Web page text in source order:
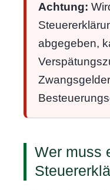
Achtung:
abgegeben,
Wer muss